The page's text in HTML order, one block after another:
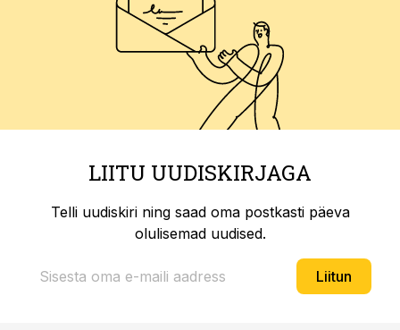
LIITU UUDISKIRJAGA
Telli uudiskiri ning saad oma postkasti päeva
olulisemad uudised.
Liitun